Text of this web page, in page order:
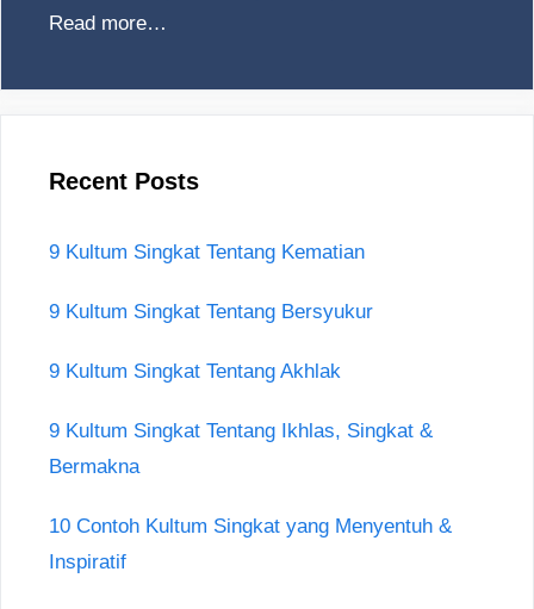
Read more…
Recent Posts
9 Kultum Singkat Tentang Kematian
9 Kultum Singkat Tentang Bersyukur
9 Kultum Singkat Tentang Akhlak
9 Kultum Singkat Tentang Ikhlas, Singkat &
Bermakna
10 Contoh Kultum Singkat yang Menyentuh &
Inspiratif